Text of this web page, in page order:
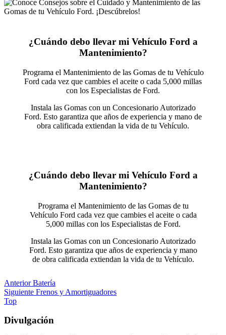
¿Cuándo debo llevar mi Vehículo Ford a
Mantenimiento?
Programa el Mantenimiento de las Gomas de tu Vehículo
Ford cada vez que cambies el aceite o cada 5,000 millas
con los Especialistas de Ford.
Instala las Gomas con un Concesionario Autorizado
Ford. Esto garantiza que años de experiencia y mano de
obra calificada extiendan la vida de tu Vehículo.
¿Cuándo debo llevar mi Vehículo Ford a
Mantenimiento?
Programa el Mantenimiento de las Gomas de tu
Vehículo Ford cada vez que cambies el aceite o cada
5,000 millas con los Especialistas de Ford.
Instala las Gomas con un Concesionario Autorizado
Ford. Esto garantiza que años de experiencia y mano
de obra calificada extiendan la vida de tu Vehículo.
Anterior Batería
Siguiente Frenos y Amortiguadores
Top
Divulgación